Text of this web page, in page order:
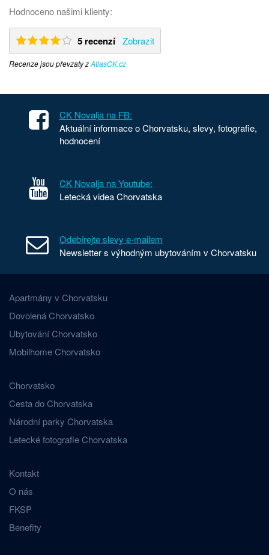
Hodnoceno našimi klienty:
5 recenzí Zobrazit
Recenze jsou převzaty zAtlasCK.cz
CK Novalja na FB:
Aktuální informace o Chorvatsku, slevy, fotografie,
hodnocení
CK Novalja na Youtube:
Letecká videa Chorvatska
Odebírejte slevy e-mailem
Newsletter s výhodným ubytováním v Chorvatsku
Apartmány v Chorvatsku
Dovolená Chorvatsko
Ubytování Chorvatsko
Mobilhome Chorvatsko
Chorvatsko
Cesta do Chorvatska
Národní parky Chorvatska
Letecké fotografie Chorvatska
Kontakt
O nás
FKSP
Benefity